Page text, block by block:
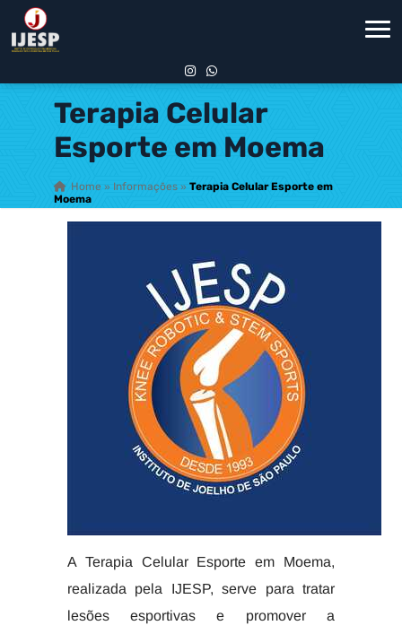
Terapia Celular
Esporte em Moema
Home » Informações » Terapia Celular Esporte em
Moema
A Terapia Celular Esporte em Moema,
realizada pela IJESP, serve para tratar
lesões esportivas e promover a